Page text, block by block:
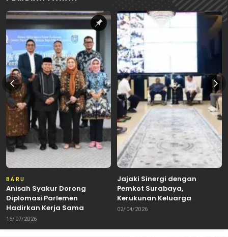
BARU
Anisah Syakur Dorong
Diplomasi Parlemen
Hadirkan Kerja Sama
Internasional yang
Berdampak bagi Kota Depok
16/07/2026
Jajaki Sinergi dengan
Pemkot Surabaya,
Kerukunan Keluarga
Kalimantan Dorong
Kuliner Nusantara
02/04/2026